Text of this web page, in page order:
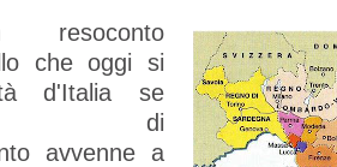
resoconto
che oggi si
d'Italia se
di
avvenne a